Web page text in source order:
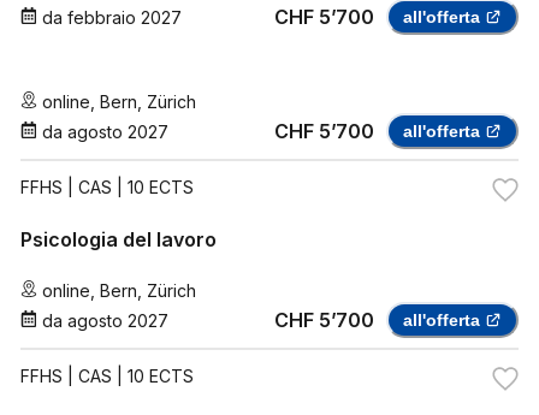
da febbraio 2027 CHF 5’700 all'offerta
online Bern Zürich
da agosto 2027 CHF 5’700 all'offerta
FFHS | CAS | 10 ECTS
Psicologia del lavoro
online Bern Zürich
da agosto 2027 CHF 5’700 all'offerta
FFHS | CAS | 10 ECTS